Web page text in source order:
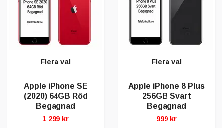
Flera val
Apple iPhone SE
(2020) 64GB Röd
Begagnad
1 299 kr
Flera val
Apple iPhone 8 Plus
256GB Svart
Begagnad
999 kr